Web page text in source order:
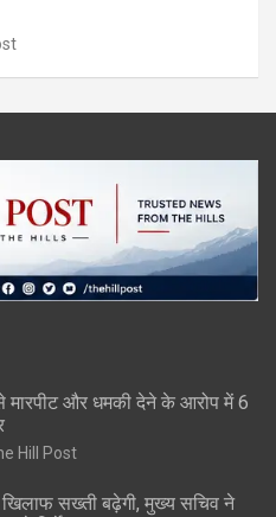
मारपीट और धमकी देने के आरोप में 6
Hill Post
सख्ती बढ़ेगी, मुख्य सचिव ने